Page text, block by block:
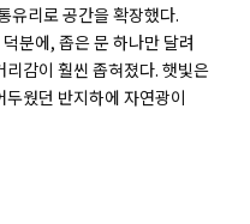
유리로 공간을 확장했다.
분에, 좁은 문 하나만 달려
감이 훨씬 좁혀졌다. 햇빛은
웠던 반지하에 자연광이